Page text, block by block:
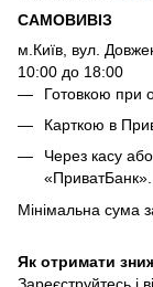
САМОВИВІЗ
м.Київ, вул.
10:00 до 18:00
Готовкою при
Карткою в
Через касу
«ПриватБанк».
Мінімальна сума
Як отримати
Зареєструйтесь і